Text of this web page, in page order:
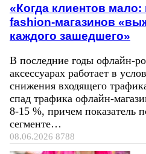
«Когда клиентов
fashion-магазинов
каждого зашедшего»
В последние годы офлайн-
аксессуарах работает в
снижения входящего
спад трафика офлайн-
8-15 %, причем показатель
сегменте…
08.06.2026 8788